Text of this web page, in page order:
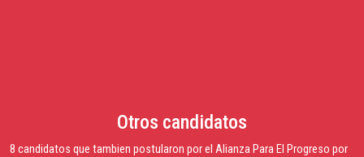
Otros candidatos
8 candidatos que tambien postularon por el Alianza Para El Progreso por